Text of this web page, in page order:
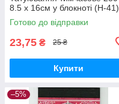
8.5 х 16см у блокноті (H-41)
Готово до відправки
23,75 ₴ 25 ₴
Купити
–5%